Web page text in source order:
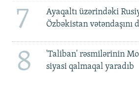
7
Ayaqaltı üzərindəki
Özbəkistan
8
'Taliban' rəsmilərinin
siyasi qalmaqal yaradıb